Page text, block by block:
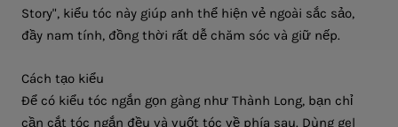
Story", kiểu tóc này giúp anh thể hiện vẻ ngoài sắc sảo,
đầy nam tính, đồng thời rất dễ chăm sóc và giữ nếp.
Cách tạo kiểu
Để có kiểu tóc ngắn gọn gàng như Thành Long, bạn chỉ
cần cắt tóc ngắn đều và vuốt tóc về phía sau. Dùng gel